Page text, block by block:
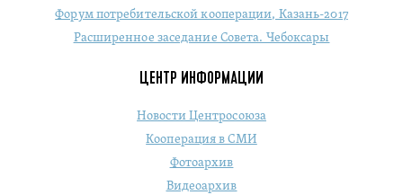
Форум потребительской кооперации, Казань-2017
Расширенное заседание Совета. Чебоксары
ЦЕНТР ИНФОРМАЦИИ
Новости Центросоюза
Кооперация в СМИ
Фотоархив
Видеоархив